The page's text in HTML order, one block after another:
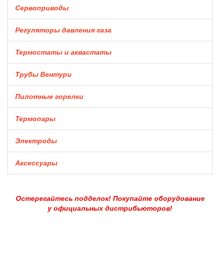
Сервоприводы
Регуляторы давления газа
Термостаты и аквастаты
Трубы Вентури
Пилотные горелки
Термопары
Электроды
Аксессуары
Остерегайтесь подделок! Покупайте оборудование
у официальных дистрибьюторов!